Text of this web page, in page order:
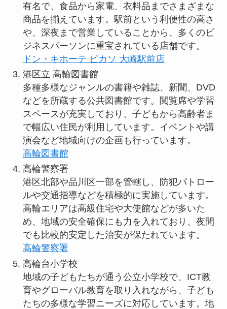
有名で、食品から家電、衣料品までさまざまな
商品を揃えています。駅前という利便性の高さ
や、深夜まで営業していることから、多くのビ
ジネスパーソンに重宝されている店舗です。
ドン・キホーテ ピカソ 大崎駅前店
港区立 高輪図書館
多種多様なジャンルの書籍や雑誌、新聞、DVD
などを所蔵する公共図書館です。閲覧席や学習
スペースが充実しており、子どもから高齢者ま
で幅広い住民が利用しています。イベントや講
演会など地域向けの企画も行っています。
高輪図書館
高輪警察署
港区北部や品川区一部を管轄し、防犯パトロー
ルや交通指導などを積極的に実施しています。
高輪エリアは高級住宅や大使館などが多いた
め、地域の安全確保にも力を入れており、夜間
でも比較的安定した治安が保たれています。
高輪警察署
高輪台小学校
地域の子どもたちが通う公立小学校で、ICT教
育やグローバル教育を取り入れながら、子ども
たちの多様な学習ニーズに対応しています。地